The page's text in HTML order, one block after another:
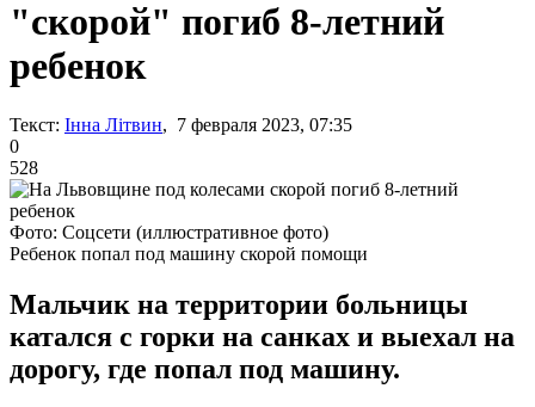
"скорой" погиб 8-летний
ребенок
Текст: Інна Літвин, 7 февраля 2023, 07:35
0
528
Фото: Соцсети (иллюстративное фото)
Ребенок попал под машину скорой помощи
Мальчик на территории больницы
катался с горки на санках и выехал на
дорогу, где попал под машину.